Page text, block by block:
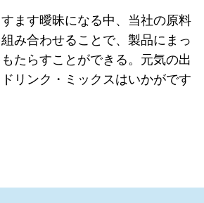
ます曖昧になる中、当社の原料
み合わせることで、製品にまっ
たらすことができる。元気の出
リンク・ミックスはいかがです